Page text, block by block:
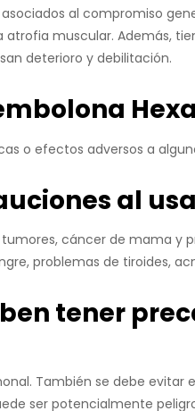
al compromiso
muscular. Además,
deterioro y debilitación.
o efectos adversos a
al
cáncer de mama
problemas de tiroides,
tener
También se debe
ser potencialmente